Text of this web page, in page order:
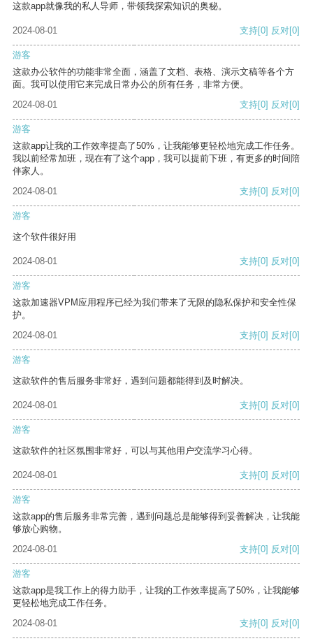
这款app就像我的私人导师，带领我探索知识的奥秘。
2024-08-01 支持[0] 反对[0]
游客
这款办公软件的功能非常全面，涵盖了文档、表格、演示文稿等各个方
面。我可以使用它来完成日常办公的所有任务，非常方便。
2024-08-01
支持[0] 反对[0]
游客
这款app让我的工作效率提高了50%，让我能够更轻松地完成工作任务。
我以前经常加班，现在有了这个app，我可以提前下班，有更多的时间陪
伴家人。
2024-08-01
支持[0] 反对[0]
游客
这个软件很好用
2024-08-01 支持[0] 反对[0]
游客
这款加速器VPM应用程序已经为我们带来了无限的隐私保护和安全性保
护。
2024-08-01
支持[0] 反对[0]
游客
这款软件的售后服务非常好，遇到问题都能得到及时解决。
2024-08-01 支持[0] 反对[0]
游客
这款软件的社区氛围非常好，可以与其他用户交流学习心得。
2024-08-01 支持[0] 反对[0]
游客
这款app的售后服务非常完善，遇到问题总是能够得到妥善解决，让我能
够放心购物。
2024-08-01
支持[0] 反对[0]
游客
这款app是我工作上的得力助手，让我的工作效率提高了50%，让我能够
更轻松地完成工作任务。
2024-08-01
支持[0] 反对[0]